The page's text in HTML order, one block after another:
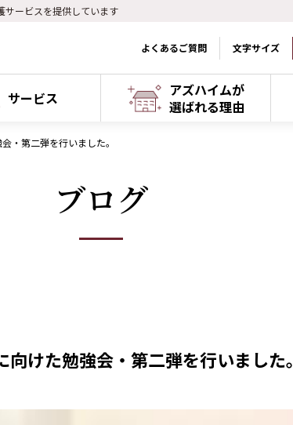
サービスを提供しています
よくあるご質問 文字サイズ
サービス
アズハイムが
選ばれる理由
・第二弾を行いました。
ブログ
けた勉強会・第二弾を行いました。